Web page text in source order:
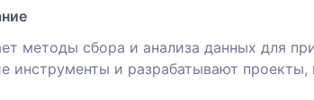
методы сбора и анализа данных для
инструменты и разрабатывают